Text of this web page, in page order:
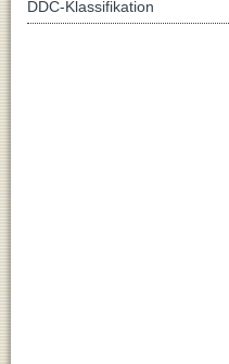
DDC-Klassifikation